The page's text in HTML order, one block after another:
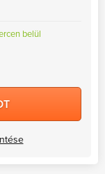
belül